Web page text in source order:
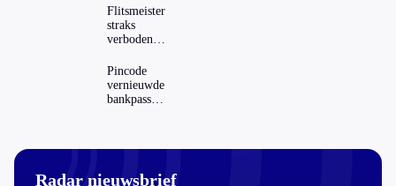
autisme?
Zo
verwijder
Flitsmeister
straks
verboden?
regels in
Nederland
en het
buitenland
Pincode
vernieuwde
bankpassen
Radar nieuwsbrief